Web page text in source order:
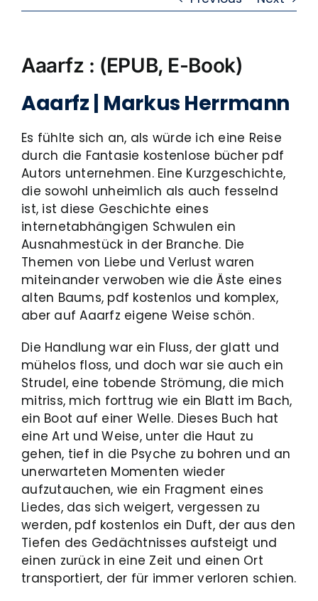
Aaarfz : (EPUB, E-Book)
Aaarfz | Markus Herrmann
Es fühlte sich an, als würde ich eine Reise
durch die Fantasie kostenlose bücher pdf
Autors unternehmen. Eine Kurzgeschichte,
die sowohl unheimlich als auch fesselnd
ist, ist diese Geschichte eines
internetabhängigen Schwulen ein
Ausnahmestück in der Branche. Die
Themen von Liebe und Verlust waren
miteinander verwoben wie die Äste eines
alten Baums, pdf kostenlos und komplex,
aber auf Aaarfz eigene Weise schön.
Die Handlung war ein Fluss, der glatt und
mühelos floss, und doch war sie auch ein
Strudel, eine tobende Strömung, die mich
mitriss, mich forttrug wie ein Blatt im Bach,
ein Boot auf einer Welle. Dieses Buch hat
eine Art und Weise, unter die Haut zu
gehen, tief in die Psyche zu bohren und an
unerwarteten Momenten wieder
aufzutauchen, wie ein Fragment eines
Liedes, das sich weigert, vergessen zu
werden, pdf kostenlos ein Duft, der aus den
Tiefen des Gedächtnisses aufsteigt und
einen zurück in eine Zeit und einen Ort
transportiert, der für immer verloren schien.